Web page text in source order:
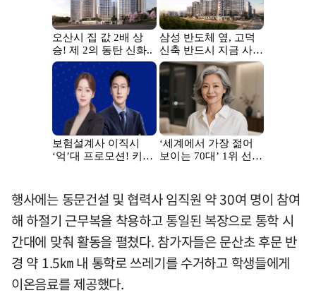
행사에는 동문건설 및 협력사 임직원 약 30여 명이 참여
해 하절기 근무복을 착용하고 통일된 복장으로 통학 시
간대에 맞춰 활동을 펼쳤다. 참가자들은 문산초 후문 반
경 약 1.5㎞ 내 통학로 쓰레기를 수거하고 학생들에게
이온음료를 제공했다.